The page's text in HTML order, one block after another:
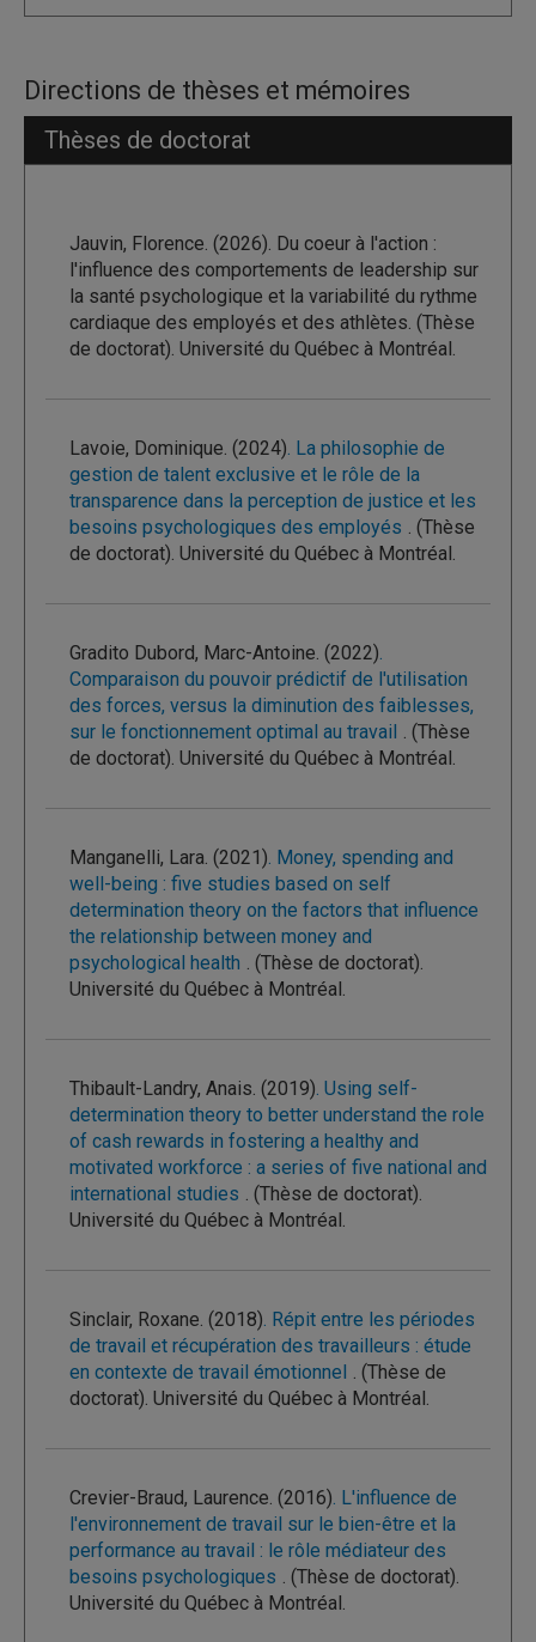
Directions de thèses et mémoires
Thèses de doctorat
Jauvin, Florence. (2026). Du coeur à l'action :
l'influence des comportements de leadership sur
la santé psychologique et la variabilité du rythme
cardiaque des employés et des athlètes. (Thèse
de doctorat). Université du Québec à Montréal.
Lavoie, Dominique. (2024). La philosophie de
gestion de talent exclusive et le rôle de la
transparence dans la perception de justice et les
besoins psychologiques des employés . (Thèse
de doctorat). Université du Québec à Montréal.
Gradito Dubord, Marc-Antoine. (2022).
Comparaison du pouvoir prédictif de l'utilisation
des forces, versus la diminution des faiblesses,
sur le fonctionnement optimal au travail . (Thèse
de doctorat). Université du Québec à Montréal.
Manganelli, Lara. (2021). Money, spending and
well-being : five studies based on self
determination theory on the factors that influence
the relationship between money and
psychological health . (Thèse de doctorat).
Université du Québec à Montréal.
Thibault-Landry, Anais. (2019). Using self-
determination theory to better understand the role
of cash rewards in fostering a healthy and
motivated workforce : a series of five national and
international studies . (Thèse de doctorat).
Université du Québec à Montréal.
Sinclair, Roxane. (2018). Répit entre les périodes
de travail et récupération des travailleurs : étude
en contexte de travail émotionnel . (Thèse de
doctorat). Université du Québec à Montréal.
Crevier-Braud, Laurence. (2016). L'influence de
l'environnement de travail sur le bien-être et la
performance au travail : le rôle médiateur des
besoins psychologiques . (Thèse de doctorat).
Université du Québec à Montréal.